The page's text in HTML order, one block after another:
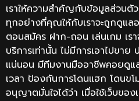
เราให้ความสำคัญกับข้อมูลส่วนตั
ทุกอย่างที่คุณให้กับเราจะถูกดูแล
ตอนสมัคร ฝาก-ถอน เล่นเกม เร
บริการเท่านั้น ไม่มีการเอาไปขาย
แน่นอน มีทีมงานมืออาชีพคอยดู
เวลา ป้องกันการโดนแฮก โดนข
อนุญาตมั่นใจได้ว่า เมื่อใช้เว็บข